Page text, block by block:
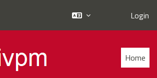
Login
Home